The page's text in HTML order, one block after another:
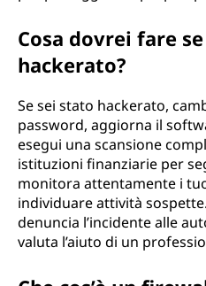
Cosa dovrei fare
hackerato?
Se sei stato hackerato,
password, aggiorna il
esegui una scansione
istituzioni finanziarie per
monitora attentamente i
individuare attività
denuncia l’incidente alle
valuta l’aiuto di un